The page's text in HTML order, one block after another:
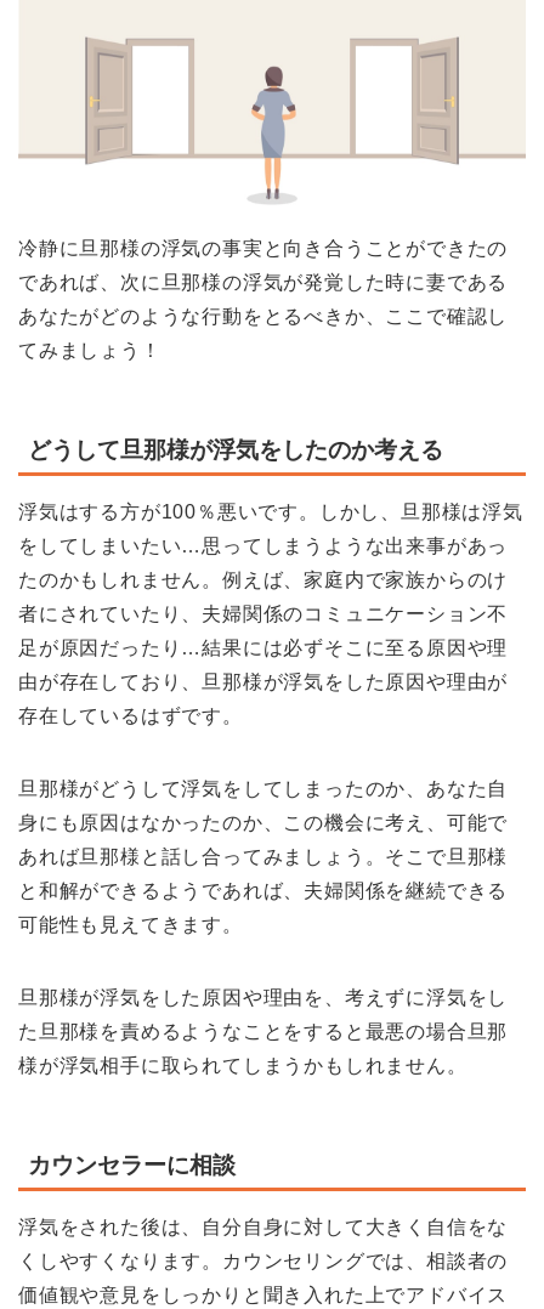
冷静に旦那様の浮気の事実と向き合うことができたの
であれば、次に旦那様の浮気が発覚した時に妻である
あなたがどのような行動をとるべきか、ここで確認し
てみましょう！
どうして旦那様が浮気をしたのか考える
浮気はする方が100％悪いです。しかし、旦那様は浮気
をしてしまいたい…思ってしまうような出来事があっ
たのかもしれません。例えば、家庭内で家族からのけ
者にされていたり、夫婦関係のコミュニケーション不
足が原因だったり…結果には必ずそこに至る原因や理
由が存在しており、旦那様が浮気をした原因や理由が
存在しているはずです。
旦那様がどうして浮気をしてしまったのか、あなた自
身にも原因はなかったのか、この機会に考え、可能で
あれば旦那様と話し合ってみましょう。そこで旦那様
と和解ができるようであれば、夫婦関係を継続できる
可能性も見えてきます。
旦那様が浮気をした原因や理由を、考えずに浮気をし
た旦那様を責めるようなことをすると最悪の場合旦那
様が浮気相手に取られてしまうかもしれません。
カウンセラーに相談
浮気をされた後は、自分自身に対して大きく自信をな
くしやすくなります。カウンセリングでは、相談者の
価値観や意見をしっかりと聞き入れた上でアドバイス